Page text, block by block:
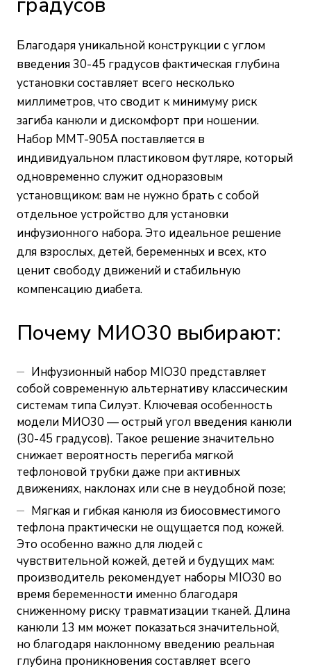
Благодаря уникальной конструкции с углом
введения 30-45 градусов фактическая глубина
установки составляет всего несколько
миллиметров, что сводит к минимуму риск
загиба канюли и дискомфорт при ношении.
Набор MMT-905А поставляется в
индивидуальном пластиковом футляре, который
одновременно служит одноразовым
установщиком: вам не нужно брать с собой
отдельное устройство для установки
инфузионного набора. Это идеальное решение
для взрослых, детей, беременных и всех, кто
ценит свободу движений и стабильную
компенсацию диабета.
Почему МИО30 выбирают:
Инфузионный набор MIO30 представляет
собой современную альтернативу классическим
системам типа Силуэт. Ключевая особенность
модели МИО30 — острый угол введения канюли
(30-45 градусов). Такое решение значительно
снижает вероятность перегиба мягкой
тефлоновой трубки даже при активных
движениях, наклонах или сне в неудобной позе;
Мягкая и гибкая канюля из биосовместимого
тефлона практически не ощущается под кожей.
Это особенно важно для людей с
чувствительной кожей, детей и будущих мам:
производитель рекомендует наборы MIO30 во
время беременности именно благодаря
сниженному риску травматизации тканей. Длина
канюли 13 мм может показаться значительной,
но благодаря наклонному введению реальная
глубина проникновения составляет всего